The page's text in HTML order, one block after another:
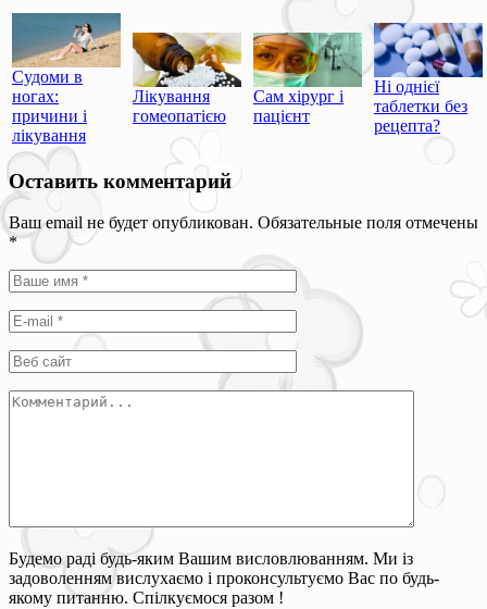
Судоми в
ногах:
причини і
лікування
Лікування
гомеопатією
Сам хірург і
пацієнт
Ні однієї
таблетки без
рецепта?
Оставить комментарий
Ваш email не будет опубликован. Обязательные поля отмечены
*
Будемо раді будь-яким Вашим висловлюванням. Ми із
задоволенням вислухаємо і проконсультуємо Вас по будь-
якому питанню. Спілкуємося разом !